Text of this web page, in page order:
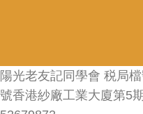
陽光老友記同學會 税局
號香港紗廠工業大廈第5